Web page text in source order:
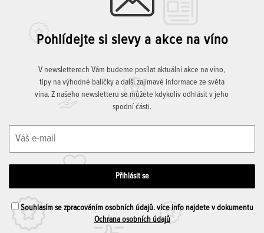
Pohlídejte si slevy a akce na víno
V newsletterech Vám budeme posílat aktuální akce na víno,
tipy na výhodné balíčky a další zajímavé informace ze světa
vína. Z našeho newsletteru se můžete kdykoliv odhlásit v jeho
spodní části.
Souhlasím se zpracováním osobních údajů. více info najdete v dokumentu
Ochrana osobních údajů